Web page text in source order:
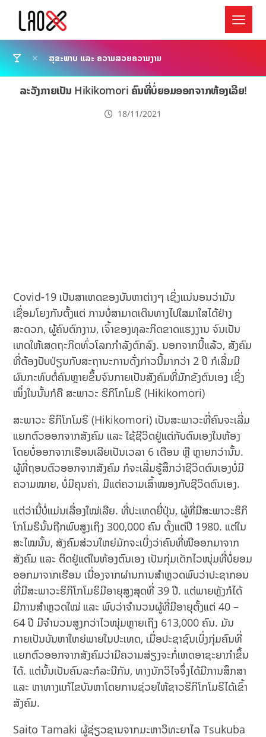
ສຸຂະພາບ ແລະ ຄວາມສວຍຄວາມງາມ
ລະວັງກາຍເປັນ Hikikomori ຄົນທີ່ບໍ່ຍອມອອກຈາກຫ້ອງເລີຍ!
18/11/2021
Covid-19 ເປັນສາເຫດຂອງບັນຫາຕ່າງໆ ເຊິ່ງແນ່ນອນວ່າມັນ
ເຊື່ອມໂຍງກັນຕັ້ງແຕ່ ການບໍ່ສາມາດເດີນທາງໄປໃສມາໃສໄດ້ຢ່າງ
ສະດວກ, ຜູ້ຄົນຕົກງານ, ເຈົ້າຂອງທຸລະກິດຂາດແຮງງານ ຈົນເປັນ
ເຫດໃຫ້ເສດຖະກິດທົ່ວໂລກກຳລັງຕົກລົງ. ນອກຈາກນີ້ແລ້ວ, ສັງຄົມ
ທີ່ຕ້ອງປັບປ່ຽນກັບສະຖານະການດັ່ງກ່າວນີ້ມາກວ່າ 2 ປີ ກໍເລີ່ມມີ
ຜົນກະທົບຕໍ່ຄົນຫຼາຍຂຶ້ນຈົນກາຍເປັນສັງຄົມທີ່ມັກຂັງຕົນເອງ ເຊິ່ງ
ໜຶ່ງໃນນັ້ນກໍຄື ສະພາວະ ຮິກິໂກໂມຣິ (Hikikomori)
ສະພາວະ ຮິກິໂກໂມຣິ (Hikikomori) ເປັນສະພາວະທີ່ຄົນຈະເລີ່ມ
ແຍກຕົວອອກຈາກສັງຄົມ ແລະ ໃຊ້ຊີວິດຢູ່ແຕ່ກັບຕົນເອງໃນຫ້ອງ
ໂດຍບໍ່ອອກຈາກເຮືອນເລີຍເປັນເວລາ 6 ເດືອນ ຫຼື ຫຼາຍກວ່ານັ້ນ.
ຜູ້ທີ່ຖອນຕົວອອກຈາກສັງຄົມ ກໍຈະເລີ່ມຮູ້ສຶກວ່າຊີວິດຕົນເອງບໍ່ມີ
ຄວາມໝາຍ, ບໍ່ມີຄຸນຄ່າ, ມີແຕ່ຄວາມເສົ້າໝອງກັບຊີວິດຕົນເອງ.
ແຕ່ວ່ານີ້ບໍ່ແມ່ນເລື່ອງໃໝ່ເລີຍ. ທີ່ປະເທດຍີ່ປຸ່ນ, ຜູ້ທີ່ມີສະພາວະຮິກິ
ໂກໂມຣິນັ້ນຖືກພົບສູງເຖິງ 300,000 ຄົນ ຕັ້ງແຕ່ປີ 1980. ແຕ່ໃນ
ສະໄໝນັ້ນ, ສັງຄົມສ່ວນໃຫຍ່ມັກຈະເບິ່ງວ່າຄົນທີ່ໜີອອກມາຈາກ
ສັງຄົມ ແລະ ຕິດຢູ່ແຕ່ໃນຫ້ອງຕົນເອງ ເປັນກຸ່ມເດັກໄວໜຸ່ມທີ່ບໍ່ຍອມ
ອອກມາຈາກເຮືອນ ເນື່ອງຈາກຜ່ານການສຳຫຼວດພົບວ່າປະຊາກອນ
ທີ່ມີສະພາວະຮິກິໂກໂມຣິມີອາຍຸສູງສຸດທີ່ 39 ປີ. ແຕ່ພາຍຫຼັງກໍໄດ້
ມີການສຳຫຼວດໃໝ່ ແລະ ພົບວ່າຈຳນວນຜູ້ທີ່ມີອາຍຸຕັ້ງແຕ່ 40 –
64 ປີ ມີຈຳນວນສູງກວ່າໄວໜຸ່ມຫຼາຍເຖິງ 613,000 ຄົນ. ມັນ
ກາຍເປັນບັນຫາໃຫຍ່ພາຍໃນປະເທດ, ເມື່ອປະຊາຊົນເບິ່ງກຸ່ມຄົນທີ່
ແຍກຕົວອອກຈາກສັງຄົມວ່າມີຄວາມສ່ຽງຈະກໍ່ເຫດອາຊະຍາກຳຂຶ້ນ
ໄດ້. ແຕ່ນັ້ນເປັນຄົນລະກໍລະນີກັນ, ທາງນັກວິໄຈຈຶ່ງໄດ້ມີການສຶກສາ
ແລະ ຫາທາງແກ້ໄຂບັນຫາໂດຍການຊ່ວຍໃຫ້ຊາວຮິກິໂກໂມຣິໄດ້ເຂົ້າ
ສັງຄົມ.
Saito Tamaki ຜູ້ຊ່ຽວຊານຈາກມະຫາວິທະຍາໄລ Tsukuba